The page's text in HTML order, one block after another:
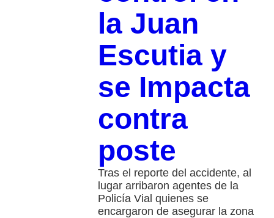
la Juan
Escutia y
se Impacta
contra
poste
Tras el reporte del accidente, al
lugar arribaron agentes de la
Policía Vial quienes se
encargaron de asegurar la zona